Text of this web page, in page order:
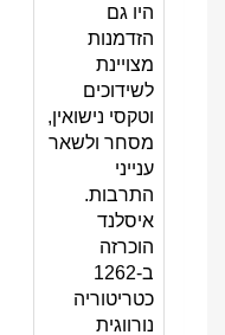
היו גם
הזדמנות
מצויינת
לשידוכים
וטקסי נישואין,
מסחר ולשאר
ענייני
התרבות.
איסלנד
הוכרזה
ב-1262
כטריטוריה
נורווגית